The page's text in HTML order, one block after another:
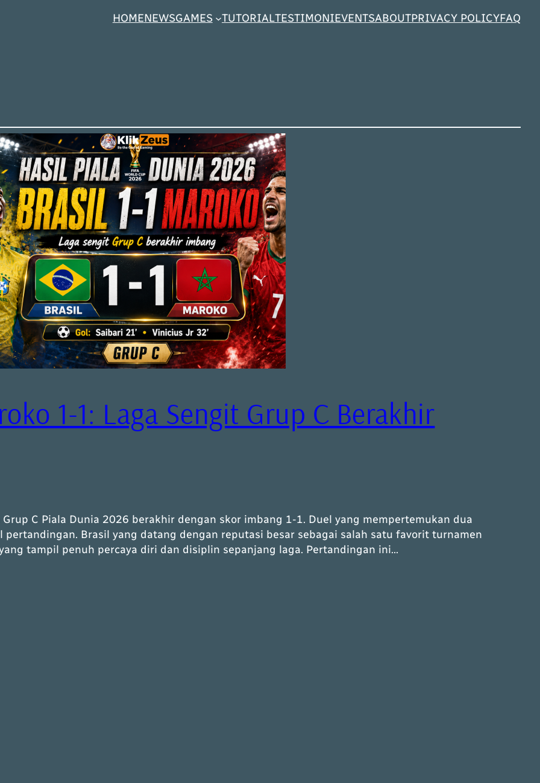
HOMENEWSGAMES TUTORIALTESTIMONIEVENTSABOUTPRIVACY POLICYFAQ
1-1: Laga Sengit Grup C Berakhir
C Piala Dunia 2026 berakhir dengan skor imbang 1-1. Duel yang mempertemukan dua
Brasil yang datang dengan reputasi besar sebagai salah satu favorit turnamen
tampil penuh percaya diri dan disiplin sepanjang laga. Pertandingan ini…